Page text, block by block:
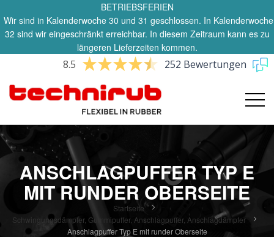
BETRIEBSFERIEN
Wir sind in Kalenderwoche 30 und 31 geschlossen. In Kalenderwoche
32 sind wir eingeschränkt erreichbar. In diesem Zeitraum kann es zu
längeren Lieferzeiten kommen.
8.5 252 Bewertungen
ANSCHLAGPUFFER TYP E
MIT RUNDER OBERSEITE
Startseite
Schwingungsdämpfer, Gummipuffer, Anschlagpuffer, Anschlagdämpfer
Anschlagpuffer Typ E mit runder Oberseite